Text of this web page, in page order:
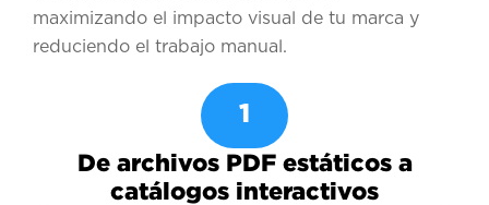
maximizando el impacto visual de tu marca y
reduciendo el trabajo manual.
1
De archivos PDF estáticos a
catálogos interactivos